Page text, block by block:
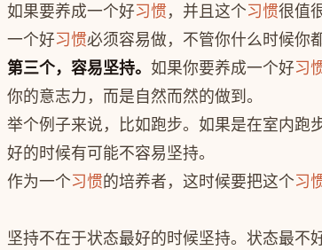
如果要养成一个好习惯，并且这个习惯很值
一个好习惯必须容易做，不管你什么时候你
第三个，容易坚持。 如果你要养成一个好习
你的意志力，而是自然而然的做到。
举个例子来说，比如跑步。如果是在室内跑
好的时候有可能不容易坚持。
作为一个习惯的培养者，这时候要把这个习
坚持不在于状态最好的时候坚持。状态最不